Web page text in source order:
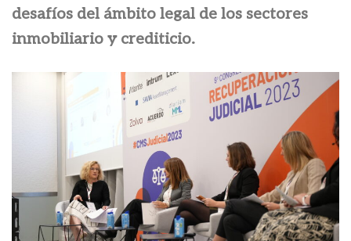
desafíos del ámbito legal de los sectores
inmobiliario y crediticio.